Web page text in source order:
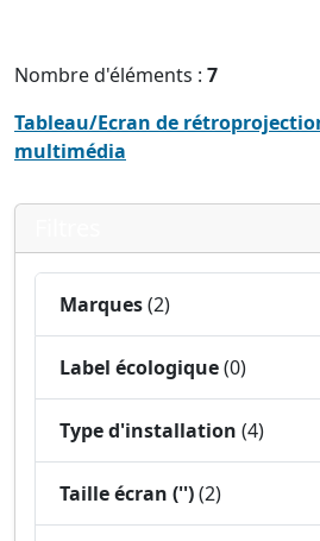
Nombre d'éléments : 7
Tableau/Ecran de
multimédia
Marques(2)
Label écologique(0)
Type d'installation (4)
Taille écran ('')(2)